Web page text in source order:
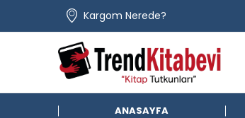
Kargom Nerede?
ANASAYFA